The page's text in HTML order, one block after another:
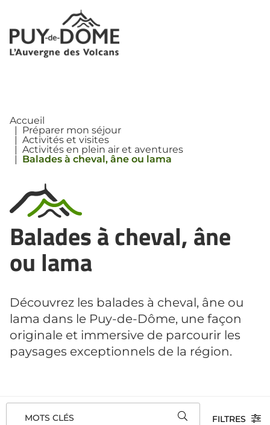
Panneau de gestion des cookies
Accueil
| Préparer mon séjour
| Activités et visites
| Activités en plein air et aventures
| Balades à cheval, âne ou lama
Balades à cheval, âne
ou lama
Découvrez les balades à cheval, âne ou
lama dans le Puy-de-Dôme, une façon
originale et immersive de parcourir les
paysages exceptionnels de la région.
MOTS CLÉS FILTRES